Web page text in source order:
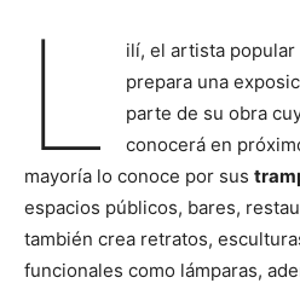
L
ilí, el artista
prepara una
parte de su obra
conocerá en
mayoría lo conoce por sus
espacios públicos, bares,
también crea retratos,
funcionales como lámparas,